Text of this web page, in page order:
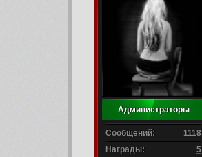
Администраторы
Сообщений:
1118
Награды:
5